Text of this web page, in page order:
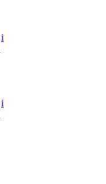
i
i